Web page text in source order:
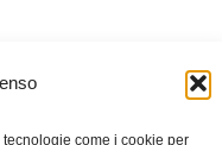
come i cookie per